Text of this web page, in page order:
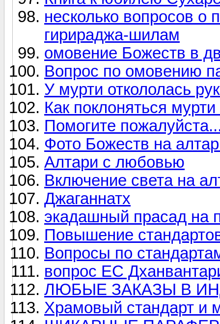
несколько вопросов о
гирираджа-шилам
омовение Божеств в
Вопрос по омовению
У мурти откололась
Как поклоняться
Помогите
Фото Божеств на
Алтари с любовью
Включение света на
Джаганнатх
экадашный прасад на
Повышение
Вопросы по
вопрос ЕС
ЛЮБЫЕ ЗАКАЗЫ В
Храмовый стандарт и